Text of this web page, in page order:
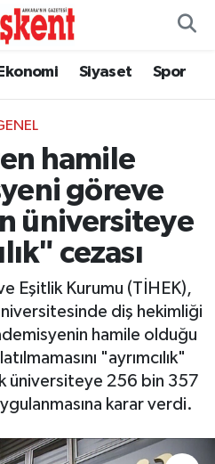
Ekonomi Siyaset Spor
hamile
göreve
üniversiteye
cezası
Eşitlik Kurumu (TİHEK),
diş hekimliği
hamile olduğu
"ayrımcılık"
üniversiteye 256 bin 357
karar verdi.